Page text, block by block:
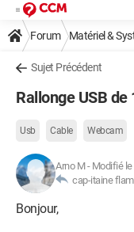
Forum Matériel &
Sujet Précédent
Rallonge USB
Usb Cable Webcam
Arno M- Modifié le
cap-itaine
Bonjour,